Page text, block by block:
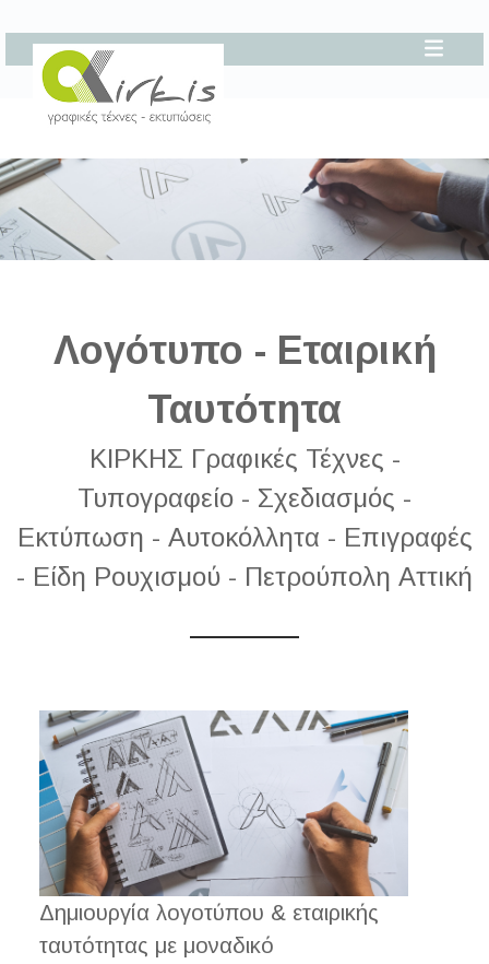
Λογότυπο - Εταιρική
Ταυτότητα
ΚΙΡΚΗΣ Γραφικές Τέχνες -
Τυπογραφείο - Σχεδιασμός -
Εκτύπωση - Αυτοκόλλητα - Επιγραφές
- Είδη Ρουχισμού - Πετρούπολη Αττική
Δημιουργία λογοτύπου & εταιρικής
ταυτότητας με μοναδικό